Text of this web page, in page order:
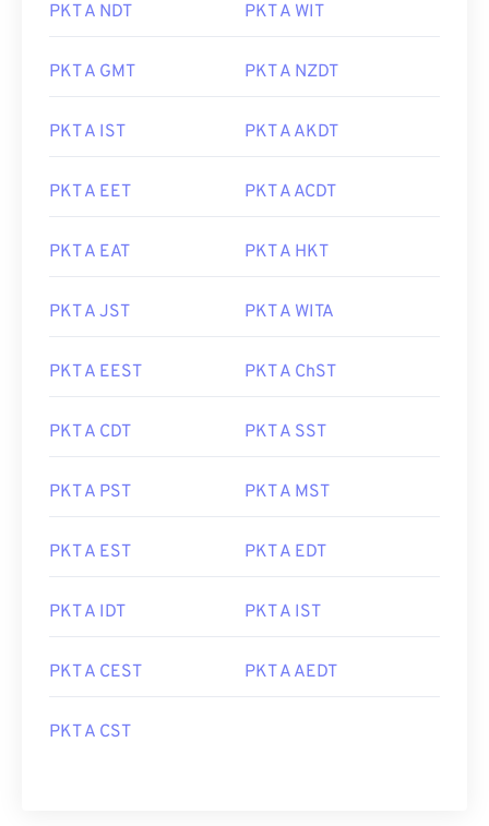
PKT A NDT PKT A WIT
PKT A GMT PKT A NZDT
PKT A IST PKT A AKDT
PKT A EET PKT A ACDT
PKT A EAT PKT A HKT
PKT A JST PKT A WITA
PKT A EEST PKT A ChST
PKT A CDT PKT A SST
PKT A PST PKT A MST
PKT A EST PKT A EDT
PKT A IDT PKT A IST
PKT A CEST PKT A AEDT
PKT A CST